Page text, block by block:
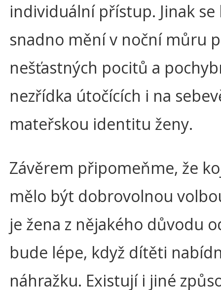
individuální přístup. Jinak se
snadno mění v noční můru
nešťastných pocitů a
nezřídka útočících i na
mateřskou identitu ženy.
Závěrem připomeňme, že
mělo být dobrovolnou
je žena z nějakého důvodu
bude lépe, když dítěti
náhražku. Existují i jiné